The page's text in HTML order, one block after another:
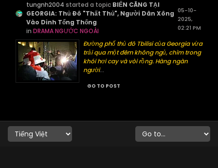
tungnh2004 started a topic BIẾN CĂNG TẠI
GEORGIA: Thủ Đô "Thất Thủ", Người Dân Xông
Vào Dinh Tổng Thống
in DRAMA NGƯỚC NGOÀI
05-10-
2025,
02:21 PM
Đường phố thủ đô Tbilisi của Georgia vừa
trải qua một đêm không ngủ, chìm trong
khói hơi cay và vòi rồng. Hàng ngàn
người...
GO TO POST